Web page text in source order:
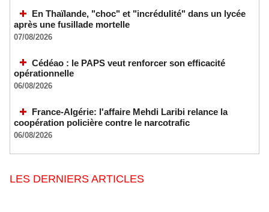
En Thaïlande, "choc" et "incrédulité" dans un lycée
après une fusillade mortelle
07/08/2026
Cédéao : le PAPS veut renforcer son efficacité
opérationnelle
06/08/2026
France-Algérie: l'affaire Mehdi Laribi relance la
coopération policière contre le narcotrafic
06/08/2026
LES DERNIERS ARTICLES